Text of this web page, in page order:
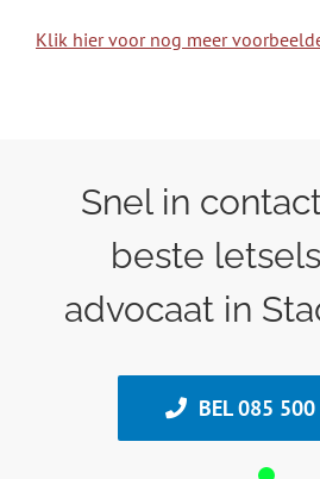
Klik hier voor nog meer
Snel in
beste
advocaat in
BEL 085